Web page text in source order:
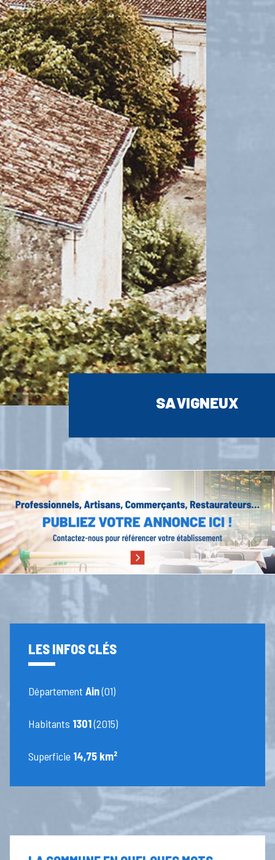
SAVIGNEUX
LES INFOS CLÉS
DépartementAin(01)
Habitants 1301(2015)
Superficie 14,75 km²